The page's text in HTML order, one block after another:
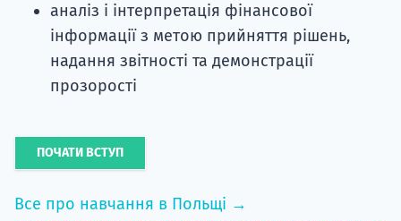
аналіз і інтерпретація фінансової
інформації з метою прийняття рішень,
надання звітності та демонстрації
прозорості
ПОЧАТИ ВСТУП
Все про навчання в Польщі →